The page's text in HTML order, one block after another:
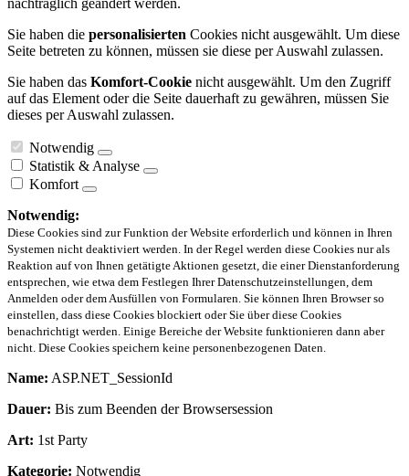
Sie haben die personalisierten Cookies nicht ausgewählt. Um diese
Seite betreten zu können, müssen sie diese per Auswahl zulassen.
Sie haben das Komfort-Cookie nicht ausgewählt. Um den Zugriff
auf das Element oder die Seite dauerhaft zu gewähren, müssen Sie
dieses per Auswahl zulassen.
Notwendig
Statistik & Analyse
Komfort
Notwendig:
Diese Cookies sind zur Funktion der Website erforderlich und können in Ihren
Systemen nicht deaktiviert werden. In der Regel werden diese Cookies nur als
Reaktion auf von Ihnen getätigte Aktionen gesetzt, die einer Dienstanforderung
entsprechen, wie etwa dem Festlegen Ihrer Datenschutzeinstellungen, dem
Anmelden oder dem Ausfüllen von Formularen. Sie können Ihren Browser so
einstellen, dass diese Cookies blockiert oder Sie über diese Cookies
benachrichtigt werden. Einige Bereiche der Website funktionieren dann aber
nicht. Diese Cookies speichern keine personenbezogenen Daten.
Name: ASP.NET_SessionId
Dauer: Bis zum Beenden der Browsersession
Art: 1st Party
Kategorie: Notwendig